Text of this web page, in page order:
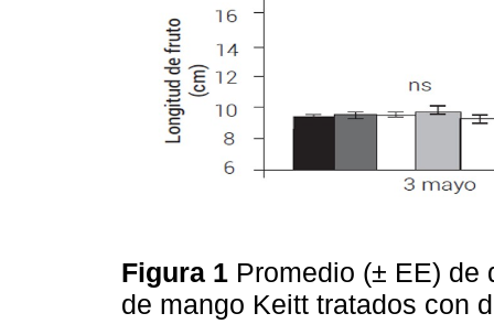
Figura 1 Promedio (± EE) de
de mango Keitt tratados con